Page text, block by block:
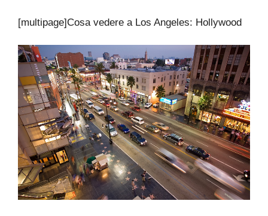
[multipage]Cosa vedere a Los Angeles: Hollywood